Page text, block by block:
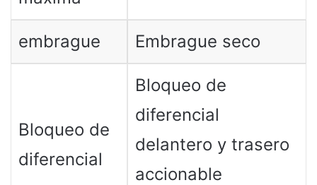
embrague Embrague seco
Bloqueo de
diferencial
Bloqueo de
diferencial
delantero y trasero
accionable